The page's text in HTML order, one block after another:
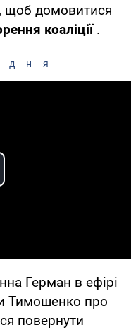
щоб домовитися
коаліції.
дня
Video
Герман в ефірі
Тимошенко про
повернути